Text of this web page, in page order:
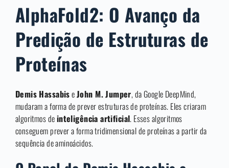
AlphaFold2: O Avanço da
Predição de Estruturas de
Proteínas
Demis HassabiseJohn M. Jumper, da Google DeepMind,
mudaram a forma de prever estruturas de proteínas. Eles criaram
algoritmos deinteligência artificial. Esses algoritmos
conseguem prever a forma tridimensional de proteínas a partir da
sequência de aminoácidos.